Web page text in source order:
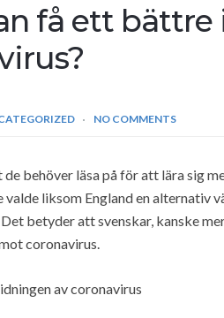
få ett
NO COMMENTS
behöver läsa på för att lära sig
valde liksom England en alternativ
betyder att svenskar, kanske
coronavirus.
av coronavirus